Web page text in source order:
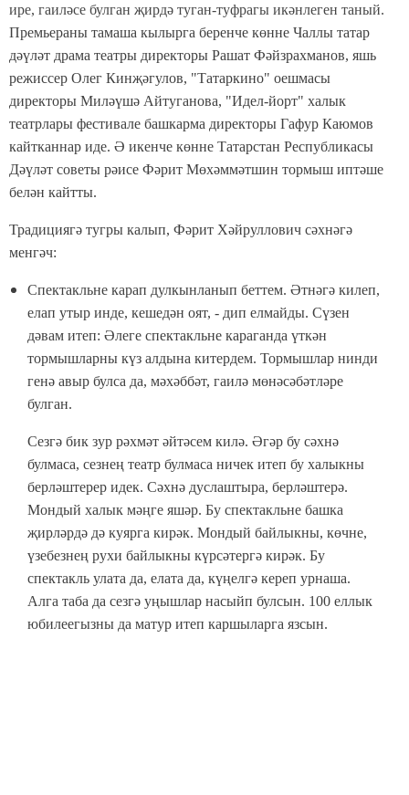
ире, гаиләсе булган җирдә туган-туфрагы икәнлеген таный.
Премьераны тамаша кылырга беренче көнне Чаллы татар
дәүләт драма театры директоры Рашат Фәйзрахманов, яшь
режиссер Олег Кинҗәгулов, "Татаркино" оешмасы
директоры Миләүшә Айтуганова, "Идел-йорт" халык
театрлары фестивале башкарма директоры Гафур Каюмов
кайтканнар иде. Ә икенче көнне Татарстан Республикасы
Дәүләт советы рәисе Фәрит Мөхәммәтшин тормыш иптәше
белән кайтты.
Традициягә тугры калып, Фәрит Хәйруллович сәхнәгә
менгәч:
Спектакльне карап дулкынланып беттем. Әтнәгә килеп,
елап утыр инде, кешедән оят, - дип елмайды. Сүзен
дәвам итеп: Әлеге спектакльне караганда үткән
тормышларны күз алдына китердем. Тормышлар нинди
генә авыр булса да, мәхәббәт, гаилә мөнәсәбәтләре
булган.
Сезгә бик зур рәхмәт әйтәсем килә. Әгәр бу сәхнә
булмаса, сезнең театр булмаса ничек итеп бу халыкны
берләштерер идек. Сәхнә дуслаштыра, берләштерә.
Мондый халык мәңге яшәр. Бу спектакльне башка
җирләрдә дә куярга кирәк. Мондый байлыкны, көчне,
үзебезнең рухи байлыкны күрсәтергә кирәк. Бу
спектакль улата да, елата да, күңелгә кереп урнаша.
Алга таба да сезгә уңышлар насыйп булсын. 100 еллык
юбилеегызны да матур итеп каршыларга язсын.